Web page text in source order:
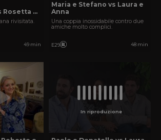
Rosetta e
rivisitata.
49 min
Maria e Stefano vs Laura e
Anna
Una coppia inossidabile contro due
amiche molto complici.
E29 48 min
In riproduzione